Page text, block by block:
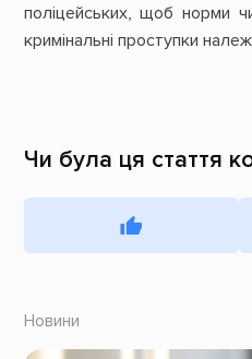
поліцейських, щоб норми
кримінальні проступки
Чи була ця стаття
Новини